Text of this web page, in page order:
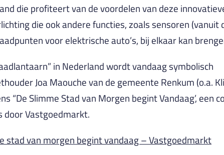
die profiteert van de voordelen van deze
die ook andere functies, zoals sensoren (vanuit
voor elektrische auto’s, bij elkaar kan
in Nederland wordt vandaag symbolisch
Joa Maouche van de gemeente Renkum (o.a.
“De Slimme Stad van Morgen begint Vandaag’, een
door Vastgoedmarkt.
stad van morgen begint vandaag – Vastgoedmarkt